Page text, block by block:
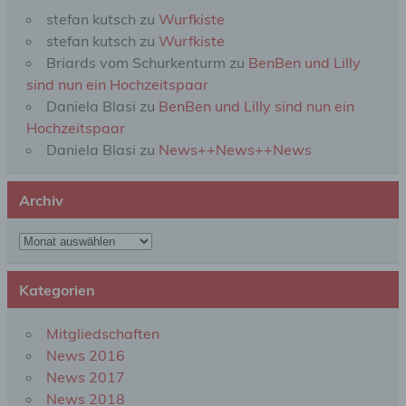
stefan kutsch zu Wurfkiste
stefan kutsch zu Wurfkiste
Briards vom Schurkenturm zu BenBen und Lilly
sind nun ein Hochzeitspaar
Daniela Blasi zu BenBen und Lilly sind nun ein
Hochzeitspaar
Daniela Blasi zu News++News++News
Archiv
Archiv
Kategorien
Mitgliedschaften
News 2016
News 2017
News 2018
wie das Erheben, das Erfassen, die Organisation,
das Ordnen, die Speicherung, die Anpassung oder
Verwendung, die Offenlegung durch Übermittlung,
Verbreitung oder eine andere Form der
Bereitstellung, den Abgleich oder die Verknüpfung,
die Einschränkung, das Löschen oder die
Vernichtung.
d) Einschränkung der Verarbeitung
Einschränkung der Verarbeitung ist die Markierung
gespeicherter personenbezogener Daten mit dem
Verarbeitung personenbezogener Daten, die darin
besteht, dass diese personenbezogenen Daten